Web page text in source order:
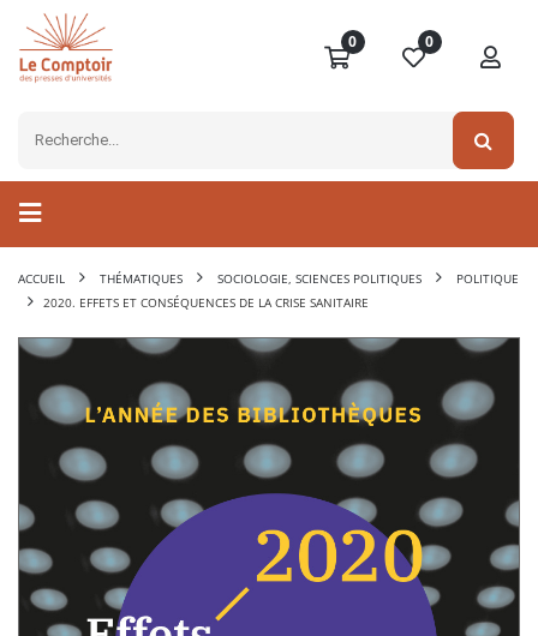
0 0
ACCUEIL THÉMATIQUES SOCIOLOGIE, SCIENCES POLITIQUES
POLITIQUE
2020. EFFETS ET CONSÉQUENCES DE LA CRISE SANITAIRE